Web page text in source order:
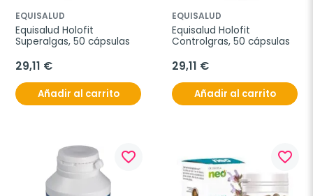
EQUISALUD
Equisalud Holofit
Superalgas, 50 cápsulas
29,11 €
Añadir al carrito
EQUISALUD
Equisalud Holofit
Controlgras, 50 cápsulas
29,11 €
Añadir al carrito
favorite_border favorite_border